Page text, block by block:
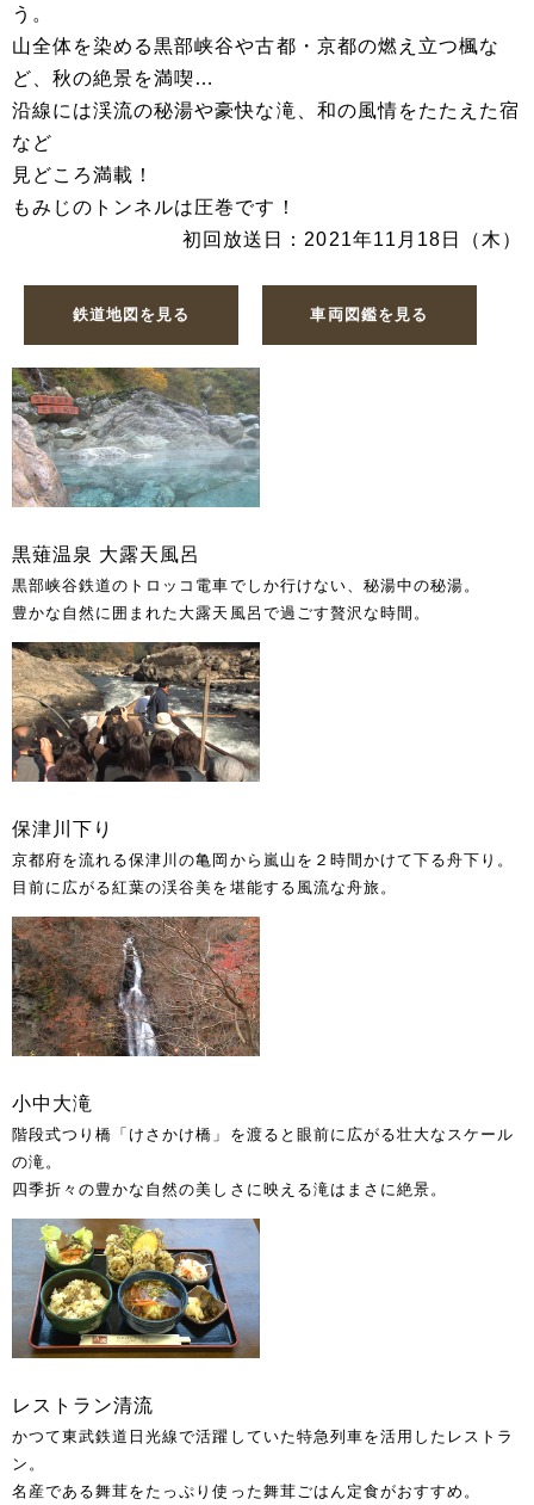
う。
山全体を染める黒部峡谷や古都・京都の燃え立つ楓な
ど、秋の絶景を満喫…
沿線には渓流の秘湯や豪快な滝、和の風情をたたえた宿
など
見どころ満載！
もみじのトンネルは圧巻です！
初回放送日：2021年11月18日（木）
鉄道地図を見る 車両図鑑を見る
黒薙温泉 大露天風呂
黒部峡谷鉄道のトロッコ電車でしか行けない、秘湯中の秘湯。
豊かな自然に囲まれた大露天風呂で過ごす贅沢な時間。
保津川下り
京都府を流れる保津川の亀岡から嵐山を２時間かけて下る舟下り。
目前に広がる紅葉の渓谷美を堪能する風流な舟旅。
小中大滝
階段式つり橋「けさかけ橋」を渡ると眼前に広がる壮大なスケール
の滝。
四季折々の豊かな自然の美しさに映える滝はまさに絶景。
レストラン清流
かつて東武鉄道日光線で活躍していた特急列車を活用したレストラ
ン。
名産である舞茸をたっぷり使った舞茸ごはん定食がおすすめ。